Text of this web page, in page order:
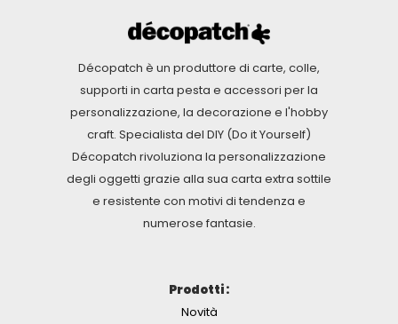
Décopatch è un produttore di carte, colle,
supporti in carta pesta e accessori per la
personalizzazione, la decorazione e l'hobby
craft. Specialista del DIY (Do it Yourself)
Décopatch rivoluziona la personalizzazione
degli oggetti grazie alla sua carta extra sottile
e resistente con motivi di tendenza e
numerose fantasie.
Prodotti :
Novità